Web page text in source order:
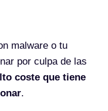
malware o tu
por culpa de las
coste que tiene
.